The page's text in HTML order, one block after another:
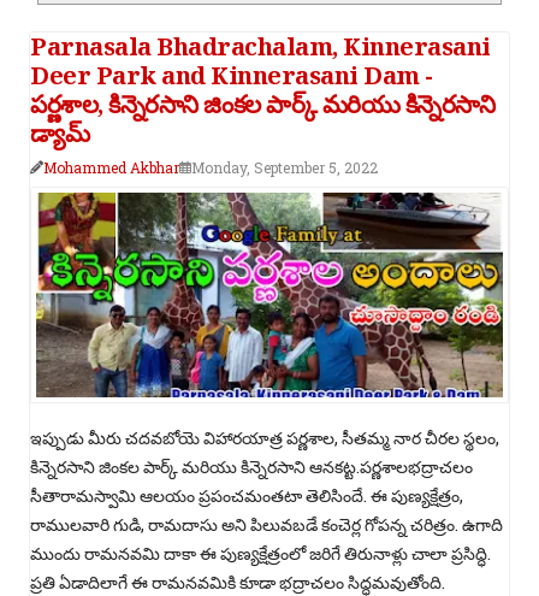
Parnasala Bhadrachalam, Kinnerasani
Deer Park and Kinnerasani Dam -
పర్ణశాల, కిన్నెరసాని జింకల పార్క్ మరియు కిన్నెరసాని
డ్యామ్
Mohammed Akbhar Monday, September 5, 2022
ఇప్పుడు మీరు చదవబోయె విహారయాత్ర పర్ణశాల, సీతమ్మ నార చీరల స్థలం,
కిన్నెరసాని జింకల పార్క్ మరియు కిన్నెరసాని ఆనకట్ట.పర్ణశాలభద్రాచలం
సీతారామస్వామి ఆలయం ప్రపంచమంతటా తెలిసిందే. ఈ పుణ్యక్షేత్రం,
రాములవారి గుడి, రామదాసు అని పిలువబడే కంచెర్ల గోపన్న చరిత్రం. ఉగాది
ముందు రామనవమి దాకా ఈ పుణ్యక్షేత్రంలో జరిగే తిరునాళ్లు చాలా ప్రసిద్ధి.
ప్రతి ఏడాదిలాగే ఈ రామనవమికి కూడా భద్రాచలం సిద్ధమవుతోంది.